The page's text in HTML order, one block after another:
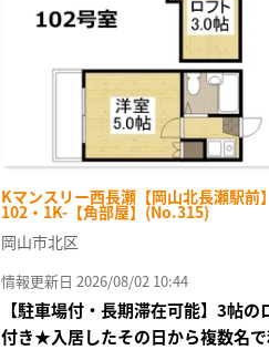
Kマンスリー西長瀬【岡山北長瀬駅前】
102・1K-【角部屋】(No.315)
岡山市北区
情報更新日 2026/08/02 10:44
【駐車場付・長期滞在可能】3帖の
付き★入居したその日から複数名